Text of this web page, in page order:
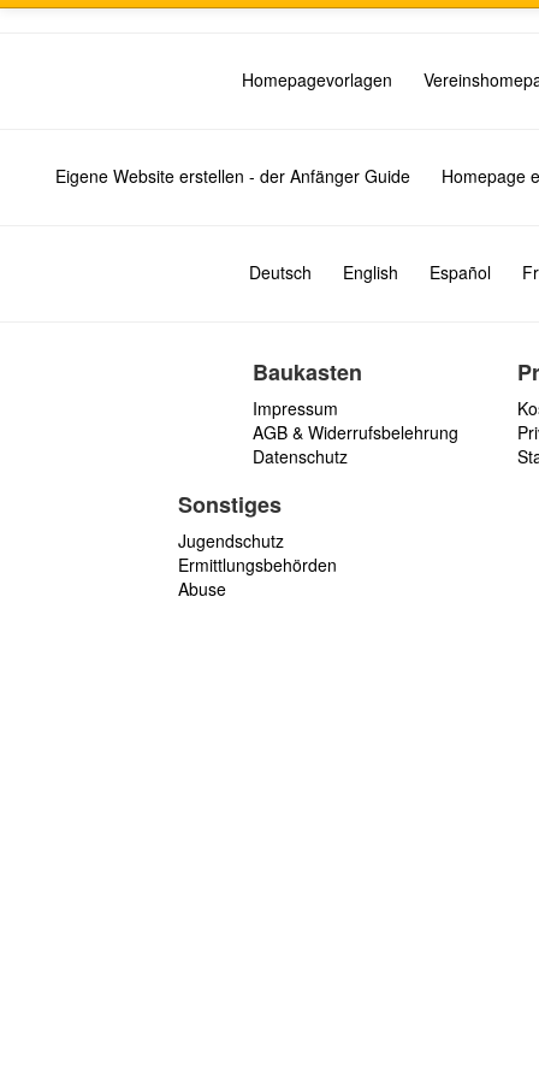
Homepagevorlagen
Eigene Website erstellen - der Anfänger Guide Homepage
Deutsch English Español
Baukasten
Impressum
AGB & Widerrufsbelehrung
Datenschutz
Sonstiges
Jugendschutz
Ermittlungsbehörden
Abuse